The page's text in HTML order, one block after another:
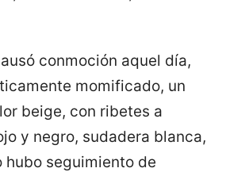
conmoción aquel día,
momificado, un
beige, con ribetes a
y negro, sudadera blanca,
hubo seguimiento de